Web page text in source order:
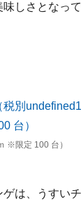
しさとなって
※限定 100 台）
は、うすい